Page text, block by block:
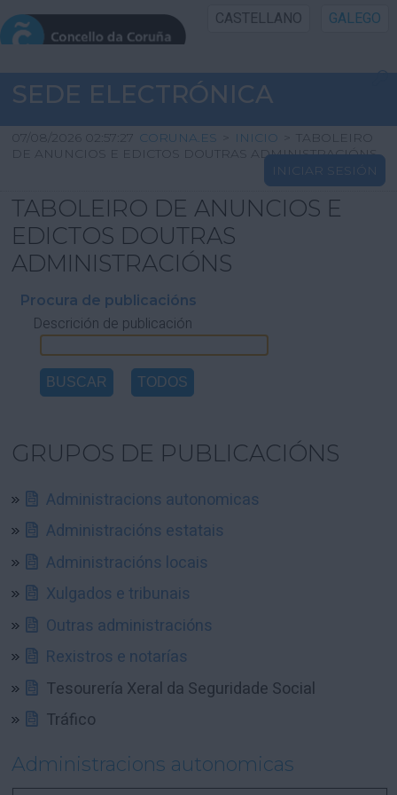
CASTELLANO GALEGO
INICIO SEDE
INICIO
INFORMACIÓN PÚBLICA
CARTAFOL CIDADÁN
UTILIDADES
AXUDA
SEDE ELECTRÓNICA
07/08/2026 02:57:27 CORUNA.ES > INICIO > TABOLEIRO
DE ANUNCIOS E EDICTOS DOUTRAS ADMINISTRACIÓNS
INICIAR SESIÓN
TABOLEIRO DE ANUNCIOS E
EDICTOS DOUTRAS
ADMINISTRACIÓNS
Procura de publicacións
Descrición de publicación
GRUPOS DE PUBLICACIÓNS
Administracions autonomicas
Administracións estatais
Administracións locais
Xulgados e tribunais
Outras administracións
Rexistros e notarías
Tesourería Xeral da Seguridade Social
Tráfico
Administracions autonomicas